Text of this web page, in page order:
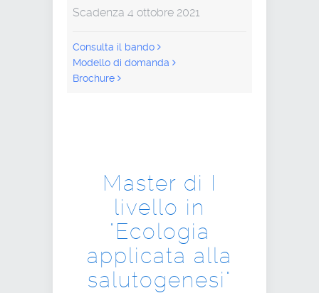
Scadenza 4 ottobre 2021
Consulta il bando
Modello di domanda
Brochure
Master di I
livello in
"Ecologia
applicata alla
salutogenesi"